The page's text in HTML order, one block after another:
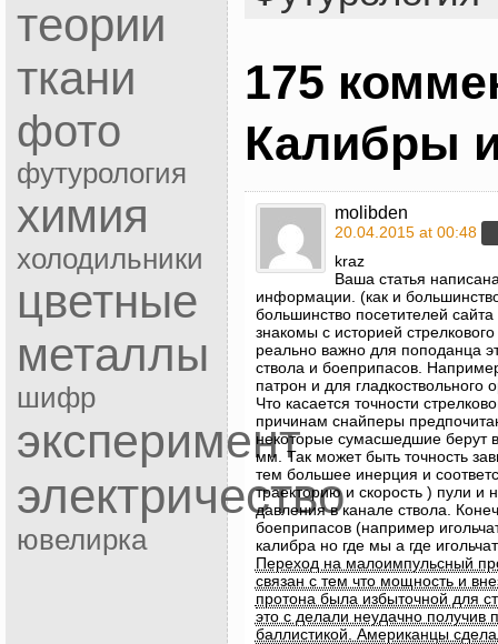
теории
ткани
фото
футурология
химия
холодильники
цветные
металлы
шифр
эксперимент
электричество
ювелирка
175
Калибры
molibden
20.04.2015 at 00:48
kraz
Ваша статья
информации. (как и
большинство посетителей
знакомы с историей
реально важно для поподанца
ствола и боеприпасов.
патрон и для гладкоствольного
Что касается точности
причинам снайперы
некоторые сумасшедшие берут
мм. Так может быть точность
тем большее инерция и
траекторию и скорость ) пули и
давления в канале ствола.
боеприпасов (например
калибра но где мы а где
Переход на малоимпульсный
связан с тем что мощность и
протона была избыточной для
это с делали неудачно получив
баллистикой. Американцы